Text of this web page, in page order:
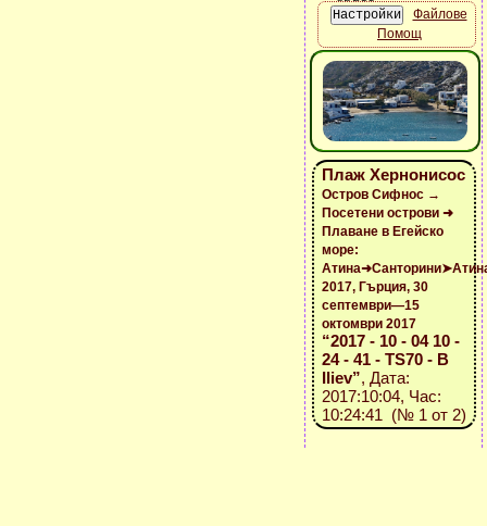
Файлове
Помощ
Плаж Хернонисос
Остров Сифнос →
Посетени острови ➜
Плаване в Егейско
море:
2017, Гърция, 30
септември—15
октомври 2017
“2017 - 10 - 04 10 -
24 - 41 - TS70 - B
Iliev”, Дата:
2017:10:04, Час:
10:24:41 (№ 1 от 2)